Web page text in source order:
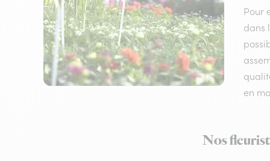
Pour
dans
en
Nos